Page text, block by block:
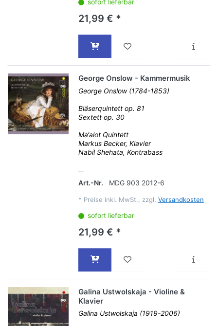
sofort lieferbar
21,99 € *
George Onslow - Kammermusik
George Onslow (1784-1853)
Bläserquintett op. 81
Sextett op. 30
Ma‘alot Quintett
Markus Becker, Klavier
Nabil Shehata, Kontrabass
...
Art.-Nr.
MDG 903 2012-6
* Preise inkl. MwSt., zzgl. Versandkosten
sofort lieferbar
21,99 € *
Galina Ustwolskaja - Violine &
Klavier
Galina Ustwolskaja (1919-2006)